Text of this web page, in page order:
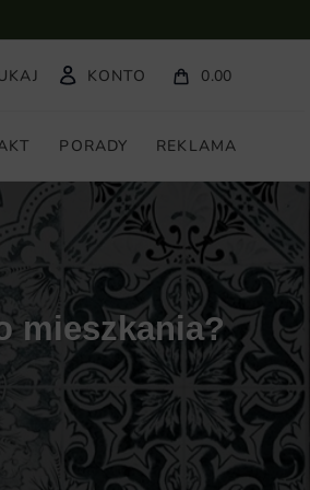
KONTO 0.00
PORADY REKLAMA
mieszkania?